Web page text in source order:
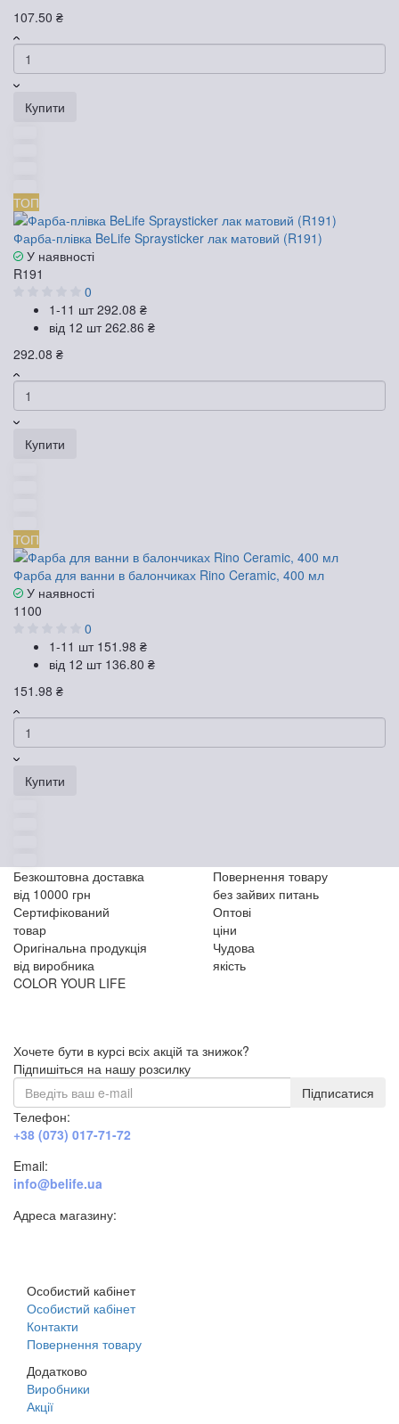
107.50 ₴
Купити
ТОП
Фарба-плівка BeLife Spraysticker лак матовий (R191)
У наявності
R191
0
1-11 шт292.08 ₴
від 12 шт262.86 ₴
292.08 ₴
Купити
ТОП
Фарба для ванни в балончиках Rino Ceramic, 400 мл
У наявності
1100
0
1-11 шт 151.98 ₴
від 12 шт 136.80 ₴
151.98 ₴
Купити
Безкоштовна доставка
від 10000 грн
Повернення товару
без зайвих питань
Сертифікований
товар
Оптові
ціни
Оригінальна продукція
від виробника
Чудова
якість
COLOR YOUR LIFE
Хочете бути в курсі всіх акцій та знижок?
Підпишіться на нашу розсилку
Підписатися
Телефон:
+38 (073) 017-71-72
Email:
info@belife.ua
Адреса магазину:
Особистий кабінет
Особистий кабінет
Контакти
Повернення товару
Додатково
Виробники
Акції